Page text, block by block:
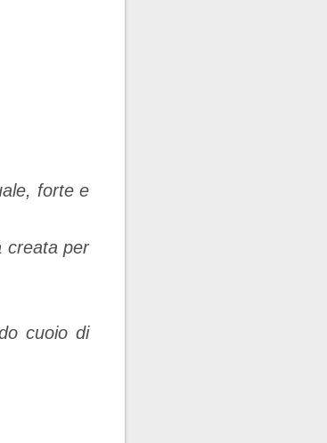
forte e
creata per
cuoio di